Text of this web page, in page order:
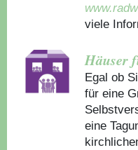
viele
Häuser
Egal ob
für eine
eine